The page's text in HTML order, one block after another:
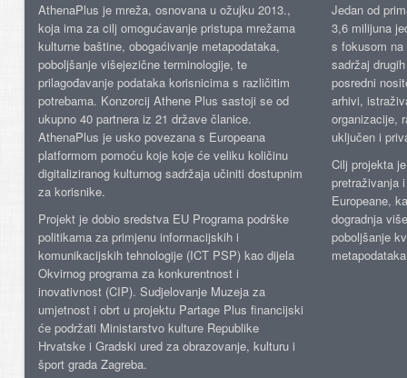
AthenaPlus je mreža, osnovana u ožujku 2013.,
koja ima za cilj omogućavanje pristupa mrežama
kulturne baštine, obogaćivanje metapodataka,
poboljšanje višejezične terminologije, te
prilagođavanje podataka korisnicima s različitim
potrebama. Konzorcij Athene Plus sastoji se od
ukupno 40 partnera iz 21 države članice.
AthenaPlus je usko povezana s Europeana
platformom pomoću koje koje će veliku količinu
digitaliziranog kulturnog sadržaja učiniti dostupnim
za korisnike.
Projekt je dobio sredstva EU Programa podrške
politikama za primjenu informacijskih i
komunikacijskih tehnologije (ICT PSP) kao dijela
Okvirnog programa za konkurentnost i
inovativnost (CIP). Sudjelovanje Muzeja za
umjetnost i obrt u projektu Partage Plus financijski
će podržati Ministarstvo kulture Republike
Hrvatske i Gradski ured za obrazovanje, kulturu i
šport grada Zagreba.
Jedan od
3,6 milijuna
s fokusom
sadržaj
posredni
arhivi,
organizacije,
uključen i
Cilj projekta
pretraživanja
Europeane,
dogradnja
poboljšanje